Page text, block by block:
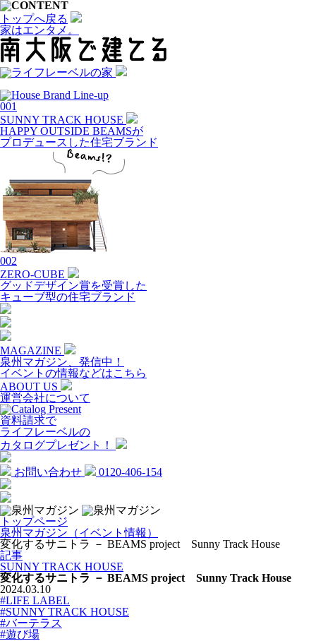
トップへ戻る
家はエンタメ。
001
SUNNY TRACK HOUSE
HAPPY OUTSIDE BEAMSが
プロデュースした住宅ブランド
002
ZERO-CUBE
グッドデザイン賞を受賞した
キューブ型の住宅ブランド
MAGAZINE
泉州マガジン、発信中！
イベントの情報などはこちら
ABOUT US
運営会社について
資料請求で
ライフレーベルの
カタログプレゼント！
お問い合わせ 0120-406-154
トップページ
泉州マガジン（イベント情報）
変化するサニトラ － BEAMS project Sunny Track House
記事
SUNNY TRACK HOUSE
変化するサニトラ － BEAMS project Sunny Track House
2024.03.10
#LIFE LABEL
#SUNNY TRACK HOUSE
#バーテラス
#遊び場